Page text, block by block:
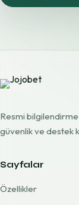
Resmi
güvenlik ve destek
Sayfalar
Özellikler